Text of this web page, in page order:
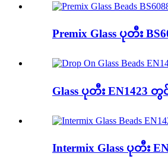
Premix Glass ပုတီး
Glass ပုတီး EN1423 တွ
Intermix Glass ပုတီး